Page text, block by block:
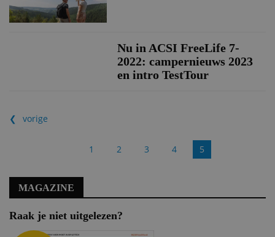
Nu in ACSI FreeLife 7-
2022: campernieuws 2023
en intro TestTour
vorige
1 2 3 4 5
MAGAZINE
Raak je niet uitgelezen?